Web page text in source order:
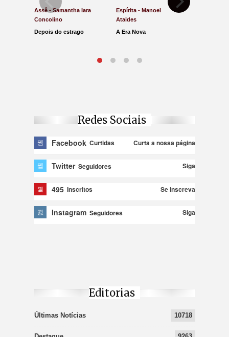
Assê - Samantha Iara
Concolino
Depois do estrago
Espírita - Manoel
Ataides
A Era Nova
Redes Sociais
Facebook Curtidas Curta a nossa página
Twitter Seguidores Siga
495 Inscritos Se inscreva
Instagram Seguidores Siga
Editorias
Últimas Notícias 10718